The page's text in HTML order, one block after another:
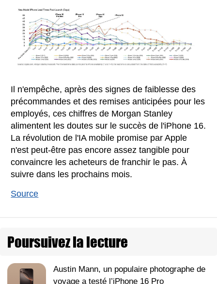
Il n'empêche, après des signes de faiblesse des
précommandes et des remises anticipées pour les
employés, ces chiffres de Morgan Stanley
alimentent les doutes sur le succès de l'iPhone 16.
La révolution de l'IA mobile promise par Apple
n'est peut-être pas encore assez tangible pour
convaincre les acheteurs de franchir le pas. À
suivre dans les prochains mois.
Source
Poursuivez la lecture
Austin Mann, un populaire photographe de
voyage a testé l’iPhone 16 Pro